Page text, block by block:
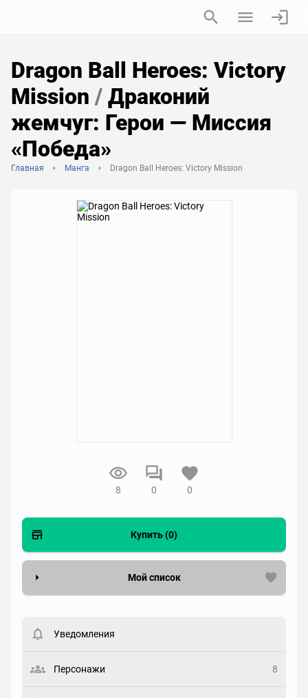
Dragon Ball Heroes: Victory
Mission / Драконий
жемчуг: Герои — Миссия
«Победа»
Главная Манга Dragon Ball Heroes: Victory Mission
8 0 0
Купить (0)
Мой список
Статус
Уведомления
Персонажи 8